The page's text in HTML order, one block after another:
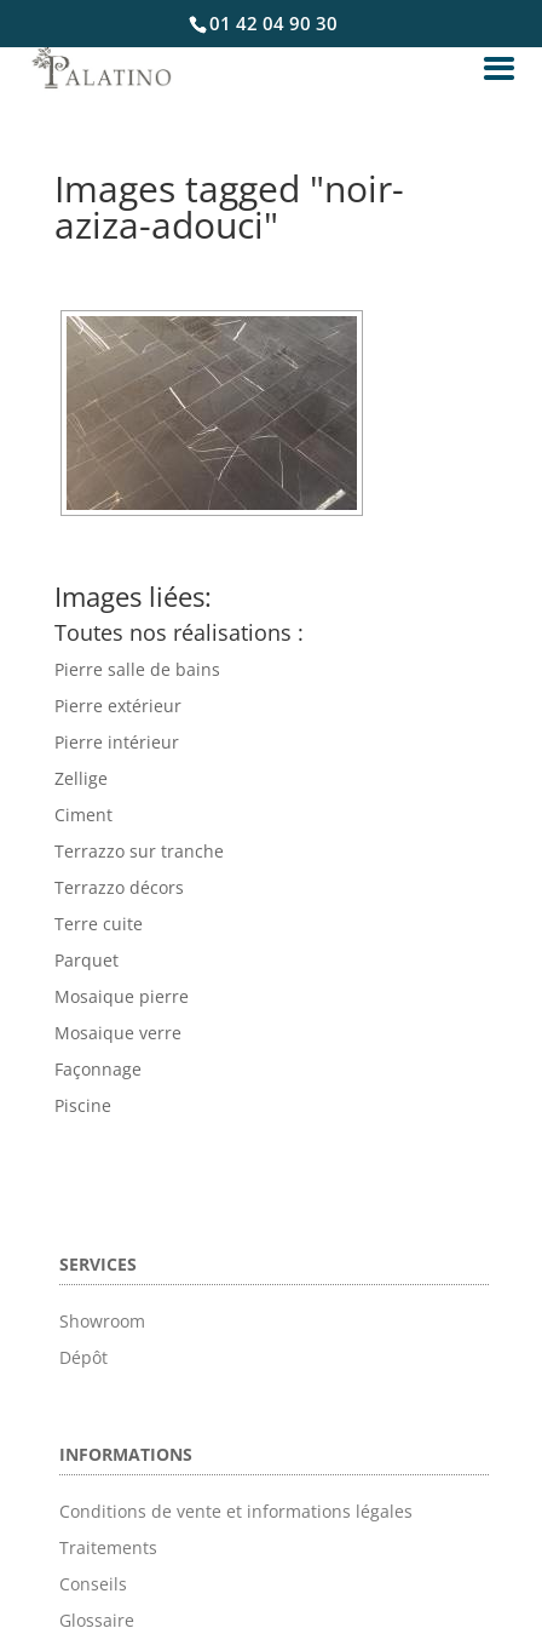
01 42 04 90 30
Images tagged "noir-
aziza-adouci"
Images liées:
Toutes nos réalisations :
Pierre salle de bains
Pierre extérieur
Pierre intérieur
Zellige
Ciment
Terrazzo sur tranche
Terrazzo décors
Terre cuite
Parquet
Mosaique pierre
Mosaique verre
Façonnage
Piscine
SERVICES
Showroom
Dépôt
INFORMATIONS
Conditions de vente et informations légales
Traitements
Conseils
Glossaire